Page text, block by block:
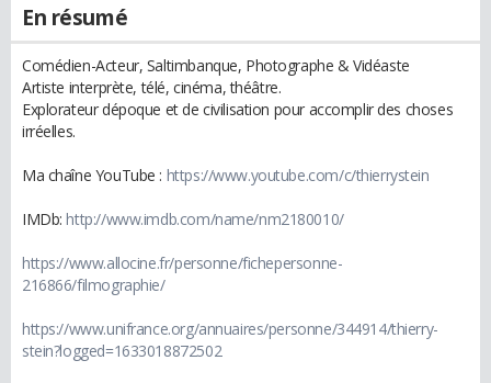
En résumé
Comédien-Acteur, Saltimbanque, Photographe & Vidéaste
Artiste interprète, télé, cinéma, théâtre.
Explorateur dépoque et de civilisation pour accomplir des choses
irréelles.
Ma chaîne YouTube : https://www.youtube.com/c/thierrystein
IMDb:http://www.imdb.com/name/nm2180010/
https://www.allocine.fr/personne/fichepersonne-
216866/filmographie/
https://www.unifrance.org/annuaires/personne/344914/thierry-
stein?logged=1633018872502